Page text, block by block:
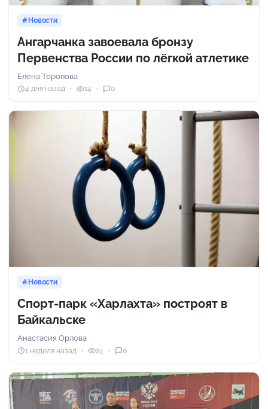
Новости
Ангарчанка завоевала бронзу
Первенства России по лёгкой атлетике
Елена Торопова
4 дня назад 14 0
Новости
Спорт-парк «Харлахта» построят в
Байкальске
Анастасия Орлова
1 неделя назад 24 0